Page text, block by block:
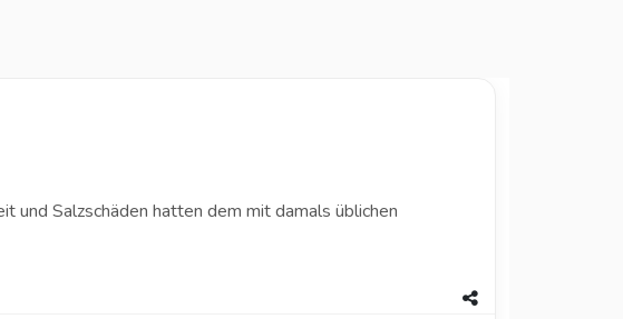
und Salzschäden hatten dem mit damals üblichen